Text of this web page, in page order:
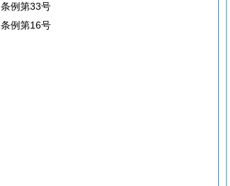
条例第33号
条例第16号